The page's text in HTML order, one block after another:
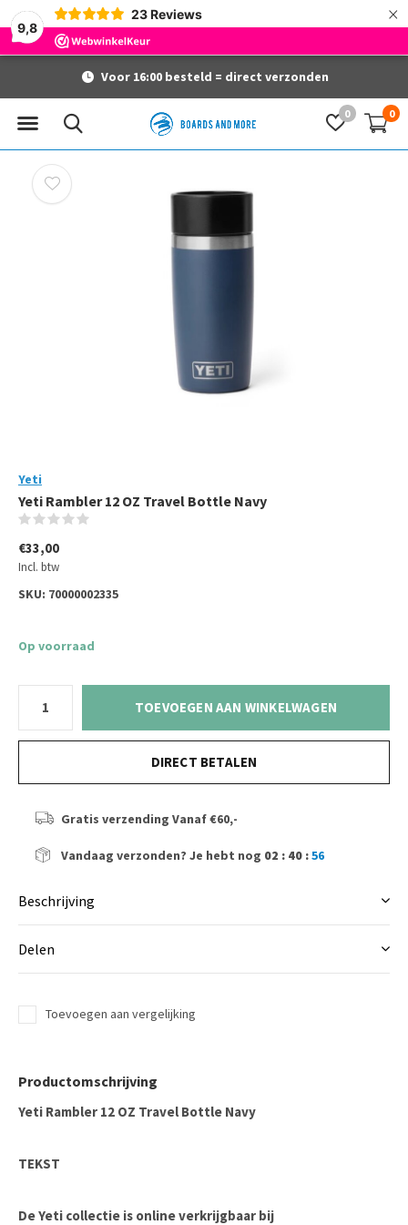
9,8
23 Reviews ×
0 0
Voor 16:00 besteld = direct verzonden
Yeti
Yeti Rambler 12 OZ Travel Bottle Navy
€33,00
Incl. btw
SKU: 70000002335
Op voorraad
TOEVOEGEN AAN WINKELWAGEN
DIRECT BETALEN
Gratis verzending Vanaf €60,-
Vandaag verzonden? Je hebt nog 02 : 40 :56
Beschrijving
Delen
Toevoegen aan vergelijking
Productomschrijving
Yeti Rambler 12 OZ Travel Bottle Navy
TEKST
De Yeti collectie is online verkrijgbaar bij